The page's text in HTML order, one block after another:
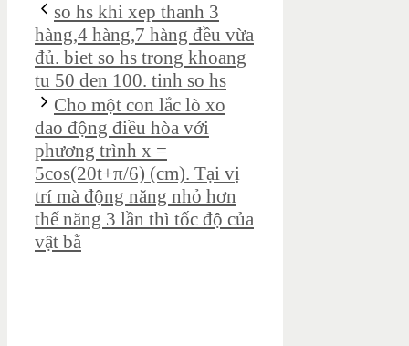
so hs khi xep thanh 3
hàng,4 hàng,7 hàng đều vừa
đủ. biet so hs trong khoang
tu 50 den 100. tinh so hs
Cho một con lắc lò xo
dao động điều hòa với
phương trình x =
5cos(20t+π/6) (cm). Tại vị
trí mà động năng nhỏ hơn
thế năng 3 lần thì tốc độ của
vật bằ